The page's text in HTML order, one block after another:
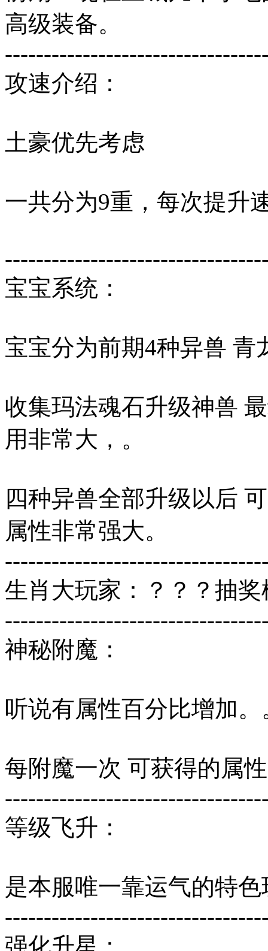
高级装备。
攻速介绍：
土豪优先考虑
一共分为9重，每次提升
宝宝系统：
宝宝分为前期4种异兽 青
收集玛法魂石升级神兽
用非常大，。
四种异兽全部升级以后
属性非常强大。
生肖大玩家：？？？抽
神秘附魔：
听说有属性百分比增加
每附魔一次 可获得的属
等级飞升：
是本服唯一靠运气的特